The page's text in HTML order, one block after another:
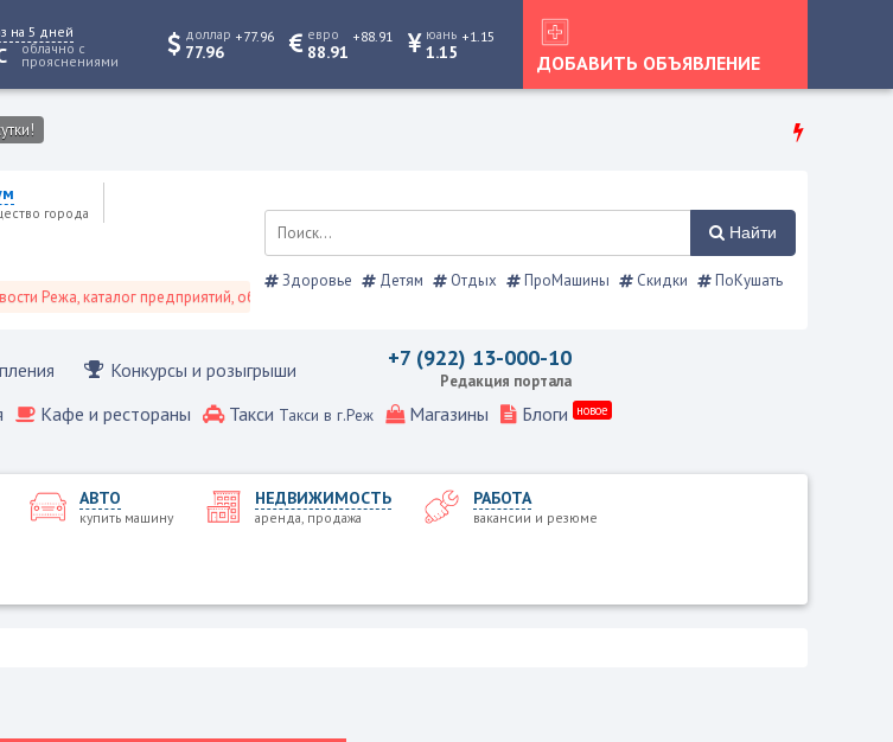
на 5 дней
облачно с
прояснениями
доллар
77.96
+77.96 евро
88.91
+88.91 юань
1.15
+1.15
ДОБАВИТЬ ОБЪЯВЛЕНИЕ
города
каталог предприятий, объявления, Режевской справочник
Найти
Здоровье Детям Отдых ПроМашины Скидки ПоКушать
Конкурсы и розыгрыши +7 (922) 13-000-10
Редакция портала
Кафе и рестораны Такси Такси в г.Реж Магазины Блоги новое
АВТО
купить машину
НЕДВИЖИМОСТЬ
аренда, продажа
РАБОТА
вакансии и резюме